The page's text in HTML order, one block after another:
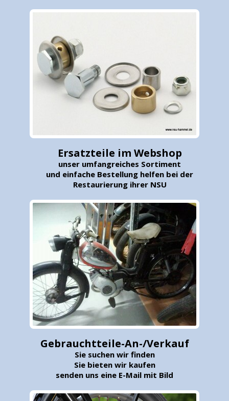
Ersatzteile im Webshop
unser umfangreiches Sortiment
und einfache Bestellung helfen bei der
Restaurierung ihrer NSU
Gebrauchtteile-An-/Verkauf
Sie suchen wir finden
Sie bieten wir kaufen
senden uns eine E-Mail mit Bild